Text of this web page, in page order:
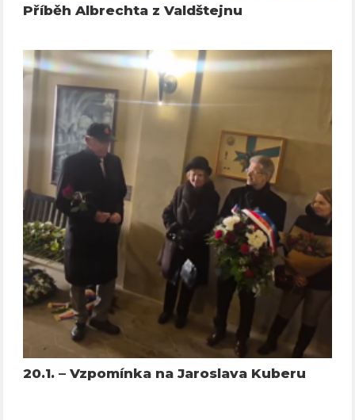
Příběh Albrechta z Valdštejnu
20.1. – Vzpomínka na Jaroslava Kuberu